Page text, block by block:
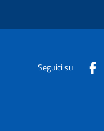
Seguici su